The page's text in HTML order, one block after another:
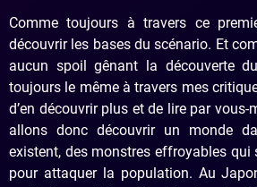
Comme toujours à travers ce
découvrir les bases du scénario. Et
aucun spoil gênant la découverte
toujours le même à travers mes
d’en découvrir plus et de lire par
allons donc découvrir un monde
existent, des monstres effroyables qui
pour attaquer la population. Au